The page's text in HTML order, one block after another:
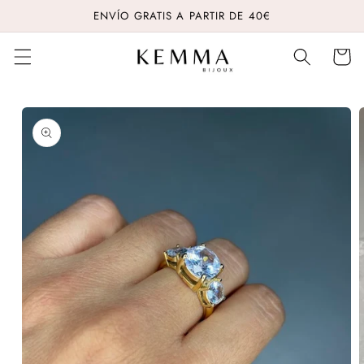
directamente
al contenido
ENVÍO GRATIS A PARTIR DE 40€
Carrito
directamente
a la
información
del producto